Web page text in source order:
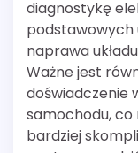
diagnostykę
podstawowych
naprawa
Ważne jest
doświadczenie
samochodu,
bardziej